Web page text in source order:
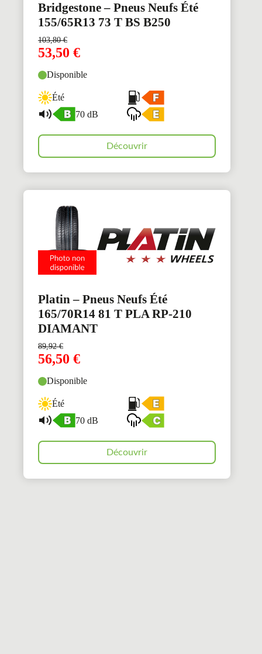
Bridgestone – Pneus Neufs Été
155/65R13 73 T BS B250
103,80€
53,50 €
Disponible
Été
70 dB
Découvrir
Platin – Pneus Neufs Été
165/70R14 81 T PLA RP-210
DIAMANT
89,92€
56,50 €
Disponible
Été
70 dB
Découvrir